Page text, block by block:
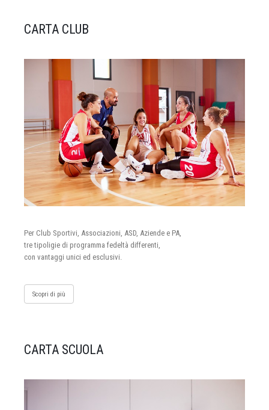
CARTA CLUB
Per Club Sportivi, Associazioni, ASD, Aziende e PA,
tre tipoligie di programma fedeltà differenti,
con vantaggi unici ed esclusivi.
Scopri di più
CARTA SCUOLA